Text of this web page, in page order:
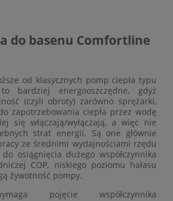
do basenu Comfortline
od klasycznych pomp ciepła typu
bardziej energooszczędne, gdyż
(czyli obroty) zarówno sprężarki,
zapotrzebowania ciepła przez wodę
się włączają/wyłączają, a więc nie
strat energii. Są one głównie
ze średnimi wydajnościami rzędu
osiągnięcia dużego współczynnika
COP, niskiego poziomu hałasu
żywotność pompy.
pojęcie współczynnika